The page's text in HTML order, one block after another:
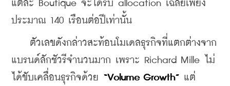
แต่ละ Boutique จะได้รับ allocation เฉลี่ยเพียง
ประมาณ 140 เรือนต่อปีเท่านั้น
ตัวเลขดังกล่าวสะท้อนโมเดลธุรกิจที่แตกต่างจาก
แบรนด์ลักชัวรีจำนวนมาก เพราะ Richard Mille ไม่
ได้ขับเคลื่อนธุรกิจด้วย “Volume Growth” แต่